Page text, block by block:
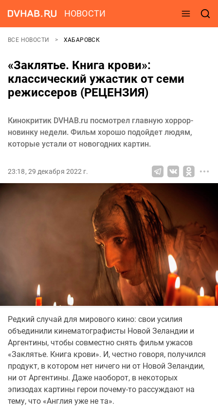
НОВОСТИ
ВСЕ НОВОСТИ ХАБАРОВСК
«Заклятье. Книга крови»:
классический ужастик от семи
режиссеров (РЕЦЕНЗИЯ)
Кинокритик DVHAB.ru посмотрел главную хоррор-
новинку недели. Фильм хорошо подойдет людям,
которые устали от новогодних картин.
23:18, 29 декабря 2022 г.
Редкий случай для мирового кино: свои усилия
объединили кинематографисты Новой Зеландии и
Аргентины, чтобы совместно снять фильм ужасов
«Заклятье. Книга крови». И, честно говоря, получился
продукт, в котором нет ничего ни от Новой Зеландии,
ни от Аргентины. Даже наоборот, в некоторых
эпизодах картины герои почему-то рассуждают на
тему, что «Англия уже не та».